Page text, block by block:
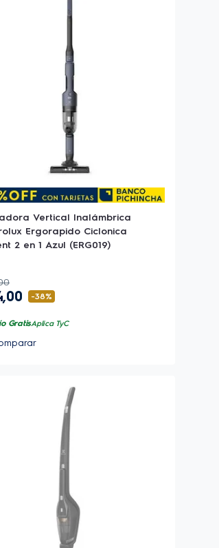
Vertical Inalámbrica
Ergorapido Ciclonica
2 en 1 Azul (ERG019)
,00 -38%
GratisAplica TyC